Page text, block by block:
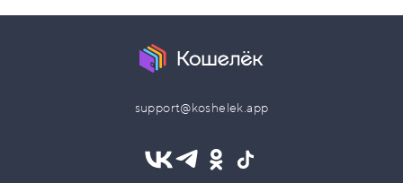
support@koshelek.app